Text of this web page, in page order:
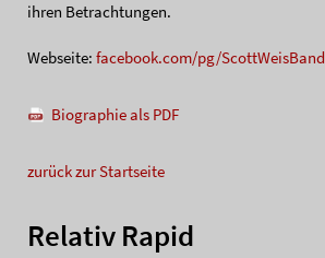
ihren Betrachtungen.
Webseite: facebook.com/pg/ScottWeisBand
Biographie als PDF
zurück zur Startseite
Relativ Rapid